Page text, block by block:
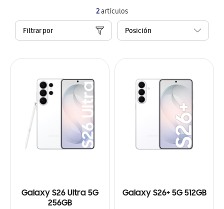
2artículos
Filtrar por
Galaxy S26 Ultra 5G
256GB
Galaxy S26+ 5G 512GB